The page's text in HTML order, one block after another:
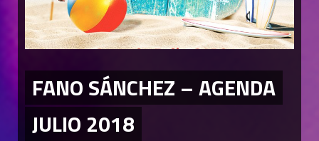
FANO SÁNCHEZ – AGENDA
JULIO 2018